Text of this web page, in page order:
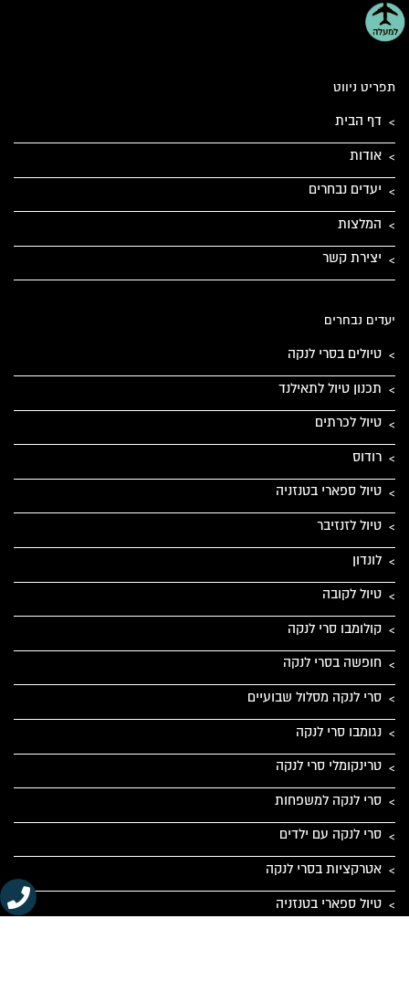
תפריט ניווט
דף הבית
אודות
יעדים נבחרים
המלצות
יצירת קשר
יעדים נבחרים
טיולים בסרי לנקה
תכנון טיול לתאילנד
טיול לכרתים
רודוס
טיול ספארי בטנזניה
טיול לזנזיבר
לונדון
טיול לקובה
קולומבו סרי לנקה
חופשה בסרי לנקה
סרי לנקה מסלול שבועיים
נגומבו סרי לנקה
טרינקומלי סרי לנקה
סרי לנקה למשפחות
סרי לנקה עם ילדים
אטרקציות בסרי לנקה
טיול ספארי בטנזניה